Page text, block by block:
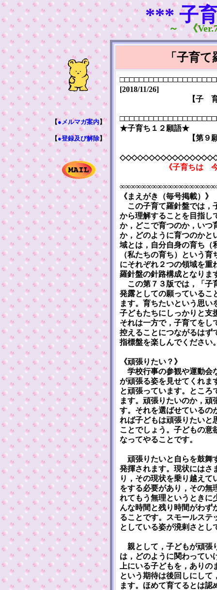
*** 子
～ 《
【●メルマガ案内】
【●登録及び解除】
「子育
[2018/11/26]
【子
★子育ち１２願語★
【第９
《子育ちは
《まえがき（毎号掲載）》
この子育て羅針盤では，
から理解することを目指し
か，どこで育つのか，いつ
か，どのように育つのかと
域とは，自分自身の育ち（
（私たちの育ち）という
にそれぞれ２つの領域を重
羅針盤の針路構成となりま
この第７３版では，「子
発露としての願っているこ
ます。育ちたいという思い
子どもたちにしっかりと支
それは一方で，子育てをし
控えることにつながるはず
指標盤を楽しんでください
《頑張りたい？》
学校行事の参観や運動会
が頑張る姿を見せてくれま
と頑張っています。ところ
ます。頑張りたいのか，頑
す。それを選ばせているの
れば子どもは頑張りたいと
ことでしょう。子どもの意
なってやることです。
頑張りたいと自らを鼓舞
発揮されます。現状にはさ
り，その現状を乗り越えて
をする必要があり，その無
れてもう無理というときに
んな時間と残り時間がわず
ることです。スモールステ
としている姿が溌剌さとし
親として，子どもが頑張
は，どのように関わってい
上にいる子どもを，あり
という期待は後回しにして
ます。ほめて育てるとは認